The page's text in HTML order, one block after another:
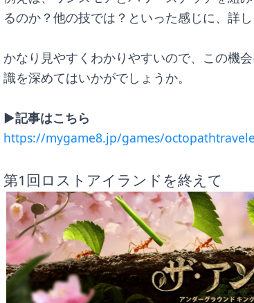
るのか？他の技では？といった感じに、詳
かなり見やすくわかりやすいので、この機
識を深めてはいかがでしょうか。
▶︎記事はこちら
https://mygame8.jp/games/
第1回ロストアイランドを終えて